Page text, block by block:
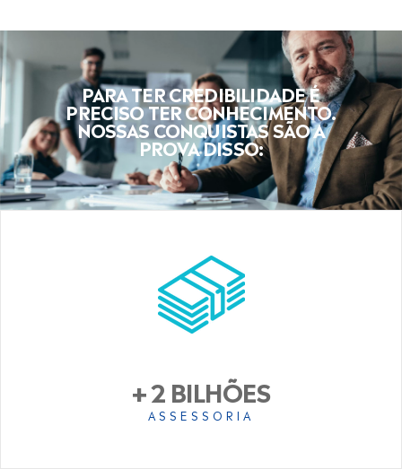
PARA TER CREDIBILIDADE É
PRECISO TER CONHECIMENTO.
NOSSAS CONQUISTAS SÃO A
PROVA DISSO:
+ 2 BILHÕES
ASSESSORIA